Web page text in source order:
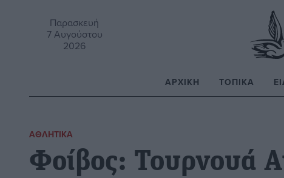
Παρασκευή
7 Αυγούστου
2026
ΑΡΧΙΚΉ ΤΟΠΙΚΆ
ΑΘΛΗΤΙΚΆ
Φοίβος: Τουρνουά